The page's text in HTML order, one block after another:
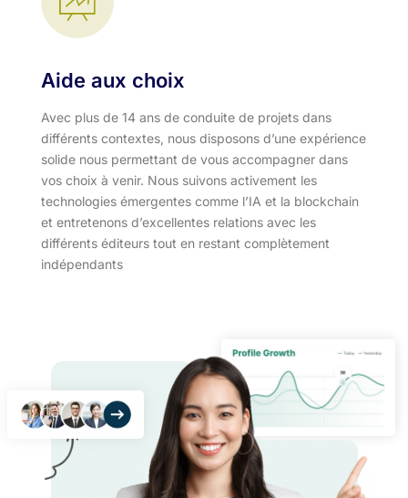
Aide aux choix
Avec plus de 14 ans de conduite de projets dans
différents contextes, nous disposons d’une expérience
solide nous permettant de vous accompagner dans
vos choix à venir. Nous suivons activement les
technologies émergentes comme l’IA et la blockchain
et entretenons d’excellentes relations avec les
différents éditeurs tout en restant complètement
indépendants